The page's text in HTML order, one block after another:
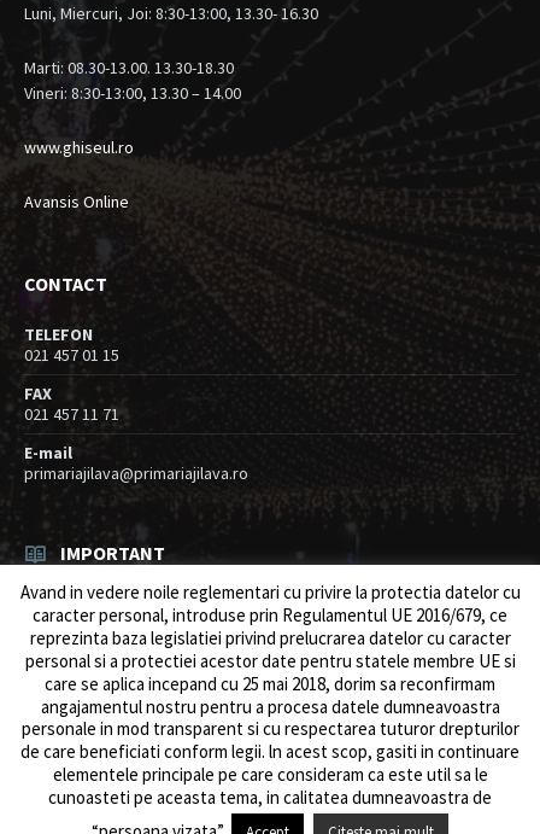
Luni, Miercuri, Joi: 8:30-13:00, 13.30- 16.30
Marti: 08.30-13.00. 13.30-18.30
Vineri: 8:30-13:00, 13.30 – 14.00
www.ghiseul.ro
Avansis Online
CONTACT
TELEFON
021 457 01 15
FAX
021 457 11 71
E-mail
primariajilava@primariajilava.ro
IMPORTANT
Rezultat concurs expert – proba scrisa
06/08/2026 inResurse umane / Achizitii
Anunt concurs
05/08/2026 Resurse umane / Achizitii
© 2026 Primăria Comunei Jilava. Dev byows.ro
Avand in vedere noile reglementari cu privire la protectia datelor cu
caracter personal, introduse prin Regulamentul UE 2016/679, ce
reprezinta baza legislatiei privind prelucrarea datelor cu caracter
personal si a protectiei acestor date pentru statele membre UE si
care se aplica incepand cu 25 mai 2018, dorim sa reconfirmam
angajamentul nostru pentru a procesa datele dumneavoastra
personale in mod transparent si cu respectarea tuturor drepturilor
de care beneficiati conform legii. ln acest scop, gasiti in continuare
elementele principale pe care consideram ca este util sa le
cunoasteti pe aceasta tema, in calitatea dumneavoastra de